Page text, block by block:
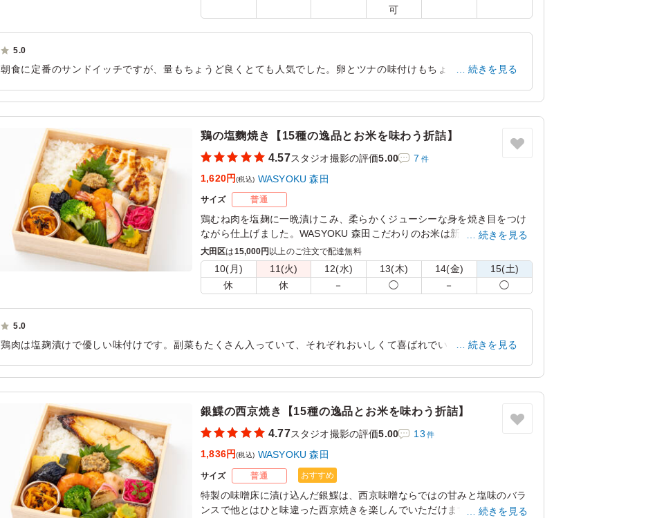
可
5.0
朝食に定番のサンドイッチですが、量もちょうど良くとても人気でした。卵とツナの味付けもちょうど良くてとて
続きを見る
鶏の塩麴焼き【15種の逸品とお米を味わう折詰】
4.57スタジオ撮影の評価5.00 7 件
1,620円(税込) WASYOKU 森田
サイズ 普通
鶏むね肉を塩麹に一晩漬けこみ、柔らかくジューシーな身を焼き目をつけ
ながら仕上げました。WASYOKU 森田こだわりのお米は新潟県糸魚川産の
コシヒカリ。召し上がっていただくと、みずみずしさとお米の甘さに驚い
ていただけると思います。15種の繊細で華やかな副菜と共にお楽しみくだ
さい。会議などに最適です。
続きを見る
大田区は15,000円 以上のご注文で配達無料
10(月) 11(火) 12(水) 13(木) 14(金) 15(土)
休 休 － ◯ － ◯
5.0
鶏肉は塩麹漬けで優しい味付けです。副菜もたくさん入っていて、それぞれおいしくて喜ばれでいました。ごはん
続きを見る
銀鰈の西京焼き【15種の逸品とお米を味わう折詰】
4.77スタジオ撮影の評価5.00 13 件
1,836円(税込) WASYOKU 森田
サイズ 普通 おすすめ
特製の味噌床に漬け込んだ銀鰈は、⻄京味噌ならではの⽢みと塩味のバラ
ンスで他とはひと味違った⻄京焼きを楽しんでいただけます。WASYOKU
続きを見る